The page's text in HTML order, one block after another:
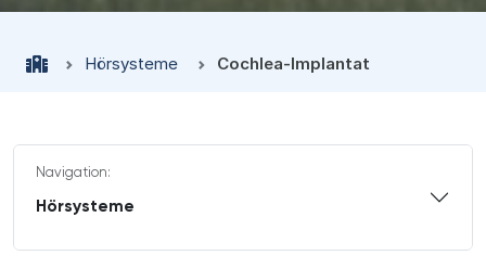
Hörsysteme Cochlea-Implantat
Navigation:
Hörsysteme